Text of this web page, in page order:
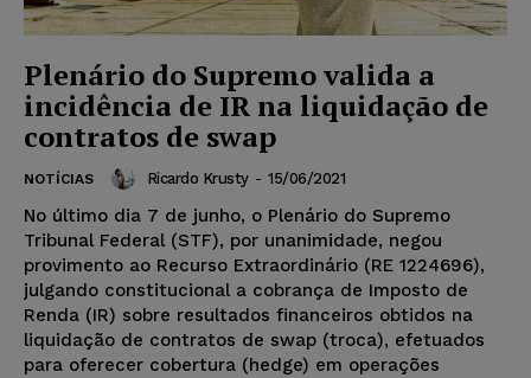
Plenário do Supremo valida a
incidência de IR na liquidação de
contratos de swap
NOTÍCIAS Ricardo Krusty - 15/06/2021
No último dia 7 de junho, o Plenário do Supremo
Tribunal Federal (STF), por unanimidade, negou
provimento ao Recurso Extraordinário (RE 1224696),
julgando constitucional a cobrança de Imposto de
Renda (IR) sobre resultados financeiros obtidos na
liquidação de contratos de swap (troca), efetuados
para oferecer cobertura (hedge) em operações